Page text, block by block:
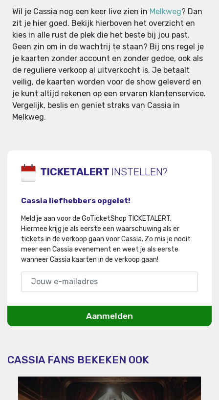
Wil je Cassia nog een keer live zien in Melkweg? Dan
zit je hier goed. Bekijk hierboven het overzicht en
kies in alle rust de plek die het beste bij jou past.
Geen zin om in de wachtrij te staan? Bij ons regel je
je kaarten zonder account en zonder gedoe, ook als
de reguliere verkoop al uitverkocht is. Je betaalt
veilig, de kaarten worden voor de show geleverd en
je kunt altijd rekenen op een ervaren klantenservice.
Vergelijk, beslis en geniet straks van Cassia in
Melkweg.
TICKETALERT INSTELLEN?
Cassia liefhebbers opgelet!
Meld je aan voor de GoTicketShop TICKETALERT.
Hiermee krijg je als eerste een waarschuwing als er
tickets in de verkoop gaan voor Cassia. Zo mis je nooit
meer een Cassia evenement en weet je als eerste
wanneer Cassia kaarten in de verkoop gaan!
Aanmelden
CASSIA FANS BEKEKEN OOK